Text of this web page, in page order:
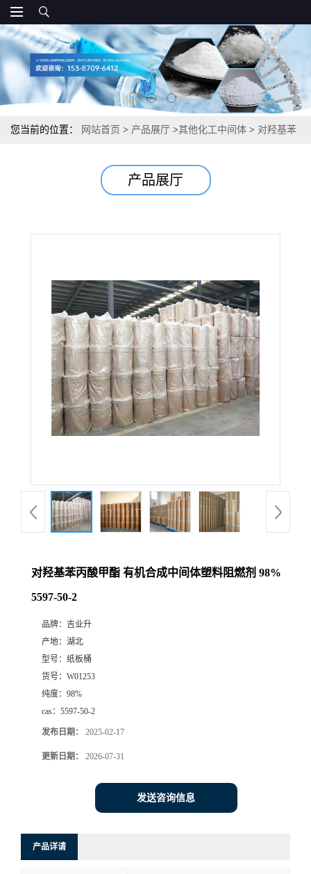
您当前的位置： 网站首页 > 产品展厅 >其他化工中间体 > 对羟基苯
产品展厅
对羟基苯丙酸甲酯 有机合成中间体塑料阻燃剂 98%
5597-50-2
品牌： 吉业升
产地： 湖北
型号： 纸板桶
货号： W01253
纯度： 98%
cas： 5597-50-2
发布日期： 2025-02-17
更新日期： 2026-07-31
发送咨询信息
产品详请